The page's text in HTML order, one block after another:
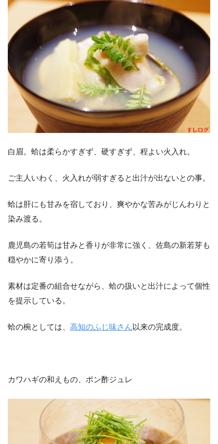
白眉。蛤は柔らかすぎず、硬すぎず、程よい火入れ。
ご主人いわく、火入れが弱すぎると出汁が出ないとの事。
蛤は肝にも甘みを宿しており、爽やかな苦みがじんわりと
染み渡る。
鹿児島の若筍は甘みと香りが非常に強く、佐島の新若芽も
穏やかに寄り添う。
素材は定番の組合せながら、蛤の扱いと出汁によって個性
を提示している。
蛤の椀としては、 高知のふじ味さん 以来の完成度。
カワハギの和えもの、ポン酢ジュレ